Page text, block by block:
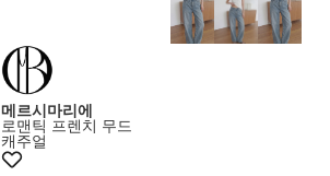
메르시마리에
로맨틱 프렌치 무드
캐주얼